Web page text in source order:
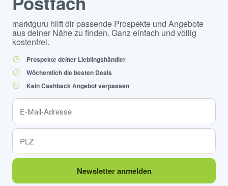
marktguru hilft dir passende Prospekte und Angebote
aus deiner Nähe zu finden. Ganz einfach und völlig
kostenfrei.
Prospekte deiner Lieblingshändler
Wöchentlich die besten Deals
Kein Cashback Angebot verpassen
Newsletter anmelden